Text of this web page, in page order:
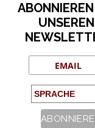
UNSEREN